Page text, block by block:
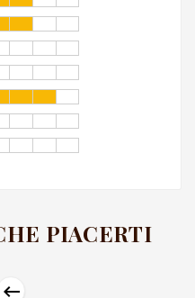
PIACERTI
